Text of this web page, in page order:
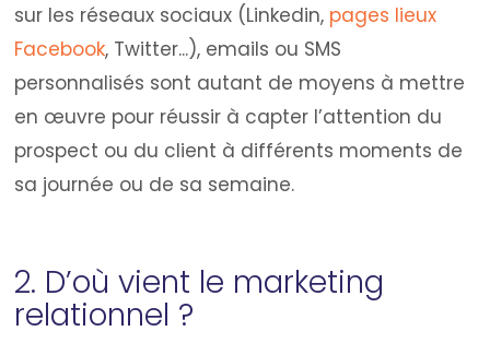
sur les réseaux sociaux (Linkedin, pages lieux
Facebook, Twitter...), emails ou SMS
personnalisés sont autant de moyens à mettre
en œuvre pour réussir à capter l’attention du
prospect ou du client à différents moments de
sa journée ou de sa semaine.
2. D’où vient le marketing
relationnel ?